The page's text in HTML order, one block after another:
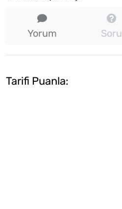
Yorum Soru
Tarifi Puanla: